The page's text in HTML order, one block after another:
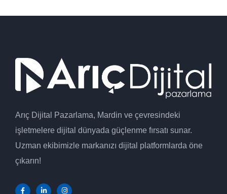
Arıç Dijital Pazarlama, Mardin ve çevresindeki
işletmelere dijital dünyada güçlenme fırsatı sunar.
Uzman ekibimizle markanızı dijital platformlarda öne
çıkarın!